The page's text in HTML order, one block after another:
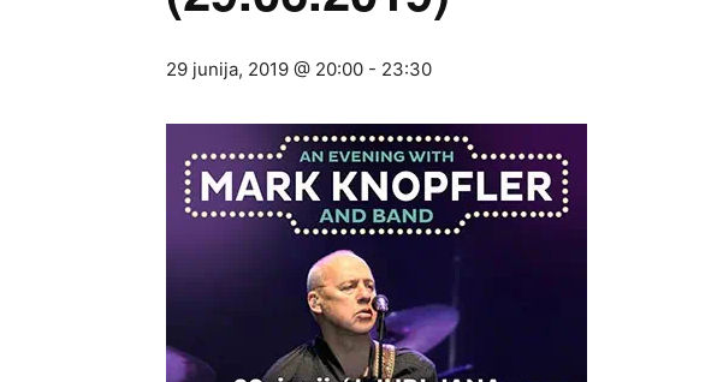
29 junija, 2019 @ 20:00 - 23:30